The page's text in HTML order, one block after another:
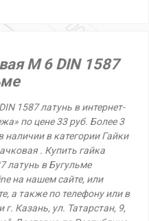
М 6 DIN 1587
1587 латунь в интернет-
по цене 33 руб. Более 3
в категории Гайки
. Купить гайка
латунь в Бугульме
на нашем сайте, или
а также по телефону или в
Казань, ул. Татарстан, 9,